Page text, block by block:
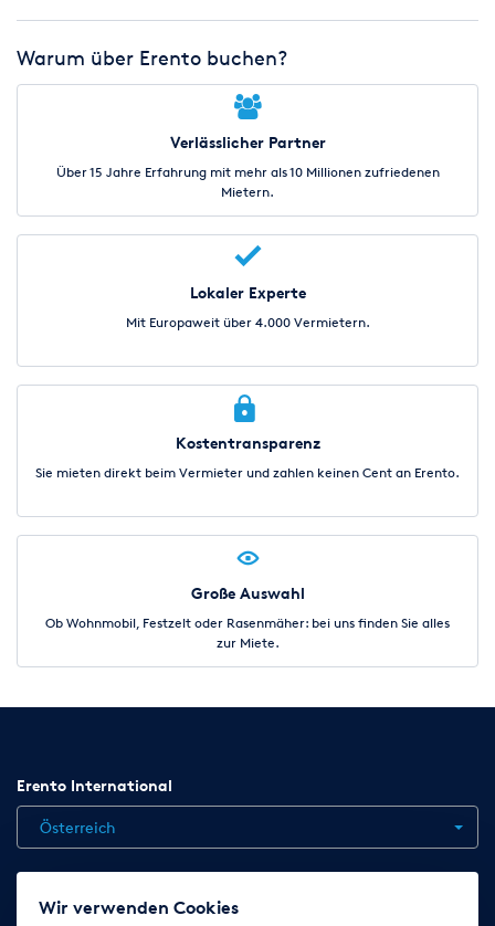
Warum über Erento buchen?
Verlässlicher Partner
Über 15 Jahre Erfahrung mit mehr als 10 Millionen zufriedenen
Mietern.
Lokaler Experte
Mit Europaweit über 4.000 Vermietern.
Kostentransparenz
Sie mieten direkt beim Vermieter und zahlen keinen Cent an Erento.
Große Auswahl
Ob Wohnmobil, Festzelt oder Rasenmäher: bei uns finden Sie alles
zur Miete.
Erento International
Österreich
Jobs Kontakt News
Wir verwenden Cookies